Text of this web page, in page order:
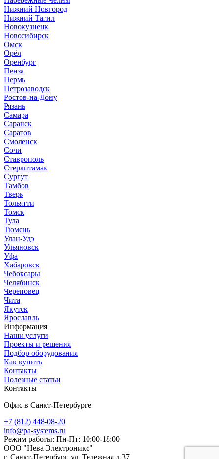
Нижний Новгород
Нижний Тагил
Новокузнецк
Новосибирск
Омск
Орёл
Оренбург
Пенза
Пермь
Петрозаводск
Ростов-на-Дону
Рязань
Самара
Саранск
Саратов
Смоленск
Сочи
Ставрополь
Стерлитамак
Сургут
Тамбов
Тверь
Тольятти
Томск
Тула
Тюмень
Улан-Удэ
Ульяновск
Уфа
Хабаровск
Чебоксары
Челябинск
Череповец
Чита
Якутск
Ярославль
Информация
Наши услуги
Проекты и решения
Подбор оборудования
Как купить
Контакты
Полезные статьи
Контакты
Офис в Санкт-Петербурге
+7 (812) 448-08-20
info@pa-systems.ru
Режим работы: Пн-Пт: 10:00-18:00
ООО "Нева Электроникс"
г. Санкт-Петербург, ул. Тележная д.37